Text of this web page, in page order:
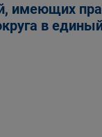
имеющих
в